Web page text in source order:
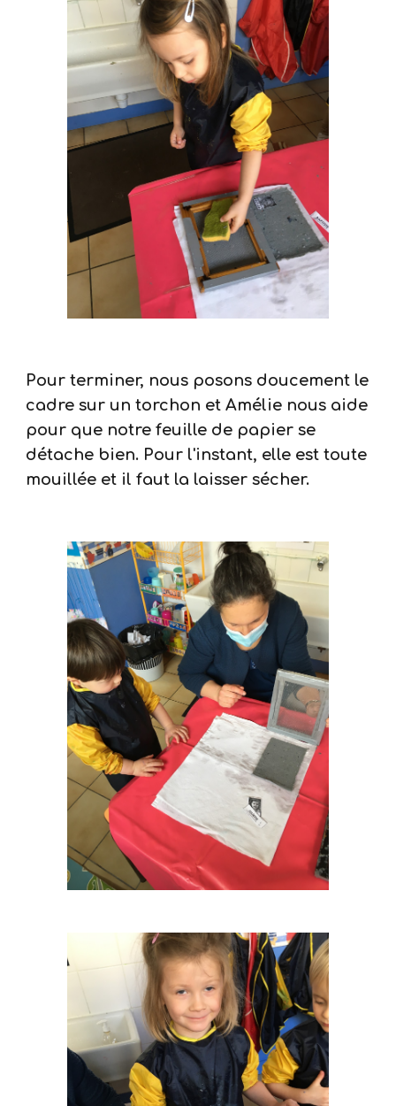
Pour terminer, nous posons doucement le
cadre sur un torchon et Amélie nous aide
pour que notre feuille de papier se
détache bien. Pour l'instant, elle est toute
mouillée et il faut la laisser sécher.